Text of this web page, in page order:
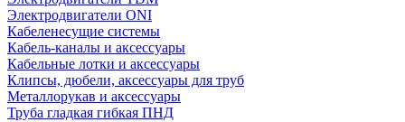
Электродвигатели ONI
Кабеленесущие системы
Кабель-каналы и аксессуары
Кабельные лотки и аксессуары
Клипсы, дюбели, аксессуары для труб
Металлорукав и аксессуары
Труба гладкая гибкая ПНД